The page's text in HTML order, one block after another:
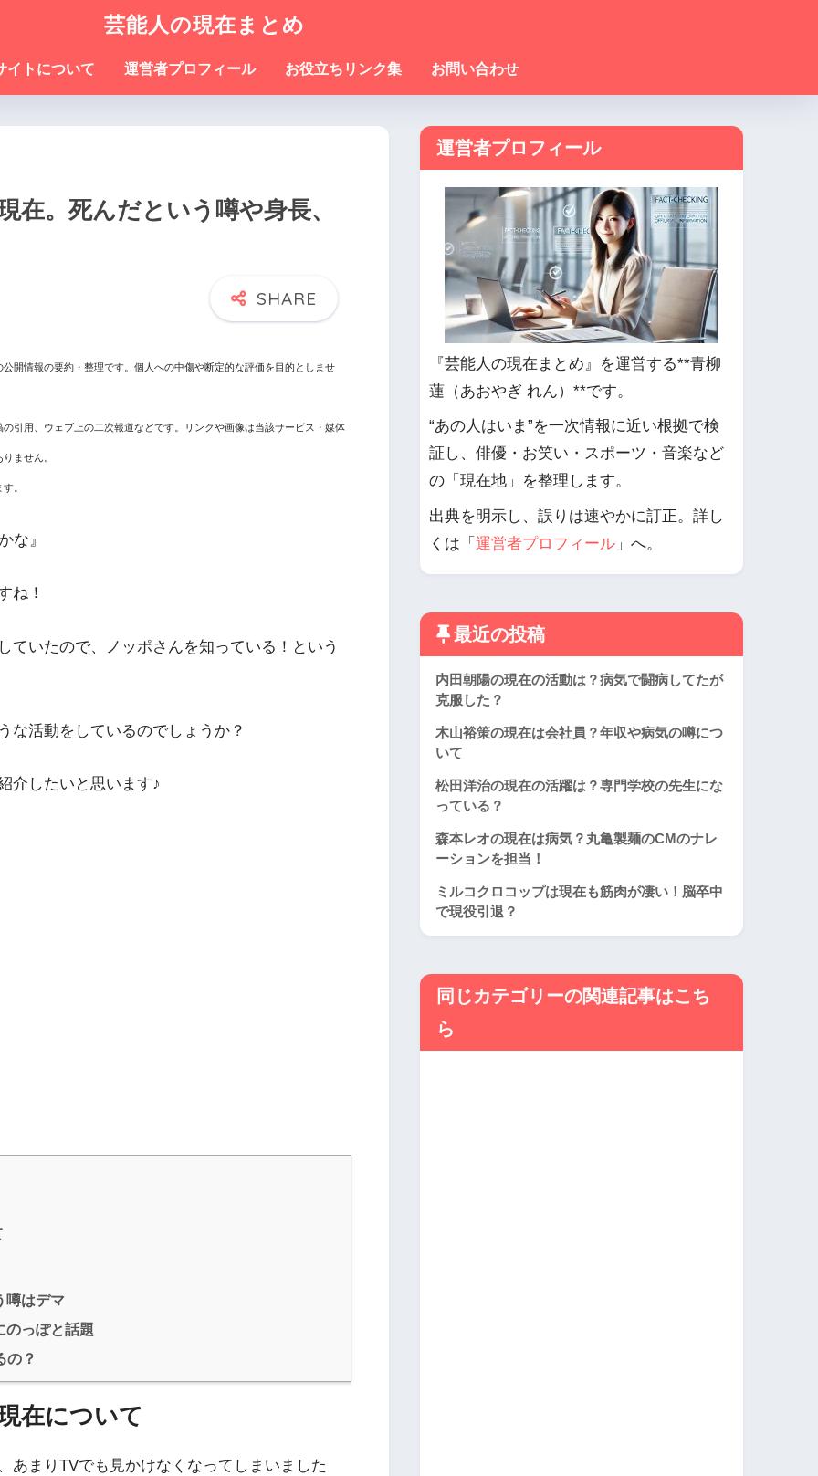
芸能人の現在まとめ
イトについて 運営者プロフィール お役立ちリンク集 お問い合わせ
在。死んだという噂や身長、
開情報の要約・整理です。個人への中傷や断定的な評価を目的としませ
引用、ウェブ上の二次報道などです。リンクや画像は当該サービス・媒体
ません。
。
な』
ね！
ていたので、ノッポさんを知っている！という
な活動をしているのでしょうか？
介したいと思います♪
噂はデマ
のっぽと話題
の？
在について
あまりTVでも見かけなくなってしまいました
運営者プロフィール
『芸能人の現在まとめ』を運営する**青柳
蓮（あおやぎ れん）**です。
“あの人はいま”を一次情報に近い根拠で検
証し、俳優・お笑い・スポーツ・音楽など
の「現在地」を整理します。
出典を明示し、誤りは速やかに訂正。詳し
くは「 運営者プロフィール 」へ。
最近の投稿
内田朝陽の現在の活動は？病気で闘病してたが
克服した？
木山裕策の現在は会社員？年収や病気の噂につ
いて
松田洋治の現在の活躍は？専門学校の先生にな
っている？
森本レオの現在は病気？丸亀製麺のCMのナレ
ーションを担当！
ミルコクロコップは現在も筋肉が凄い！脳卒中
で現役引退？
同じカテゴリーの関連記事はこち
ら